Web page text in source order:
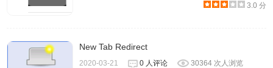
3.0 分
New Tab Redirect
2020-03-21 0 人评论
30364 次人浏览